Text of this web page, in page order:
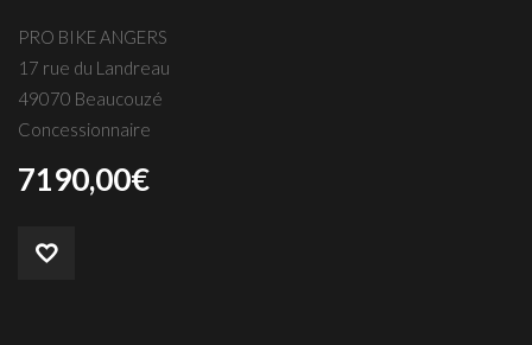
PRO BIKE ANGERS
17 rue du Landreau
49070 Beaucouzé
Concessionnaire
7190,00€